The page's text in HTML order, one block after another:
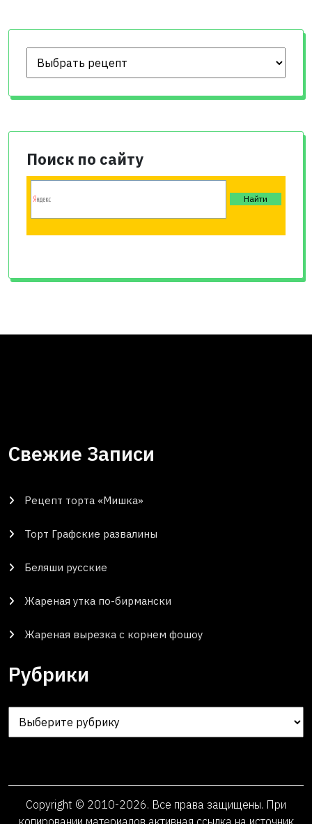
Поиск по сайту
Свежие Записи
Рецепт торта «Мишка»
Торт Графские развалины
Беляши русские
Жареная утка по-бирмански
Жареная вырезка с корнем фошоу
Рубрики
Рубрики
Copyright © 2010-2026. Все права защищены. При